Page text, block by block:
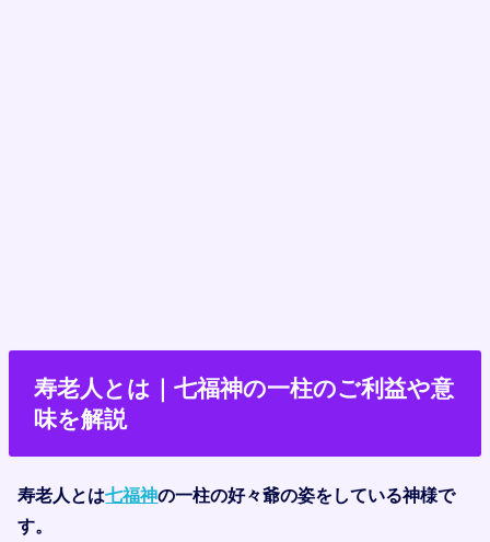
寿老人とは｜七福神の一柱のご利益や意
味を解説
寿老人とは七福神の一柱の好々爺の姿をしている神様で
す。